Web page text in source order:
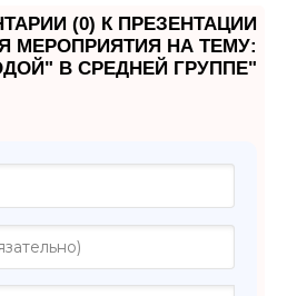
(0) К ПРЕЗЕНТАЦИИ
МЕРОПРИЯТИЯ НА ТЕМУ:
В СРЕДНЕЙ ГРУППЕ"